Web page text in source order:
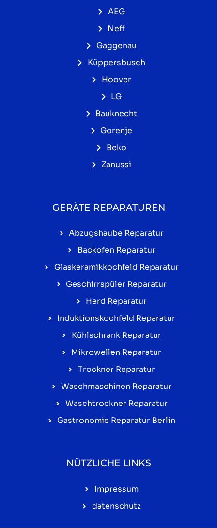
AEG
Neff
Gaggenau
Küppersbusch
Hoover
LG
Bauknecht
Gorenje
Beko
Zanussi
GERÄTE REPARATUREN
Abzugshaube Reparatur
Backofen Reparatur
Glaskeramikkochfeld Reparatur
Geschirrspüler Reparatur
Herd Reparatur
Induktionskochfeld Reparatur
Kühlschrank Reparatur
Mikrowellen Reparatur
Trockner Reparatur
Waschmaschinen Reparatur
Waschtrockner Reparatur
Gastronomie Reparatur Berlin
NÜTZLICHE LINKS
Impressum
datenschutz